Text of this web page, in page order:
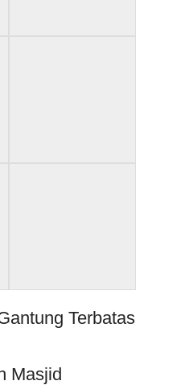
Terbatas
Masjid